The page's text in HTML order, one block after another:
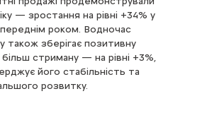
— зростання на рівні +34% у
роком. Водночас
також зберігає позитивну
більш стриману — на рівні +3%,
його стабільність та
розвитку.